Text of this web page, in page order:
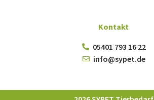
Kontakt
05401 793 16 22
info@sypet.de